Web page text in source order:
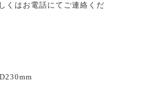
くはお電話にてご連絡くだ